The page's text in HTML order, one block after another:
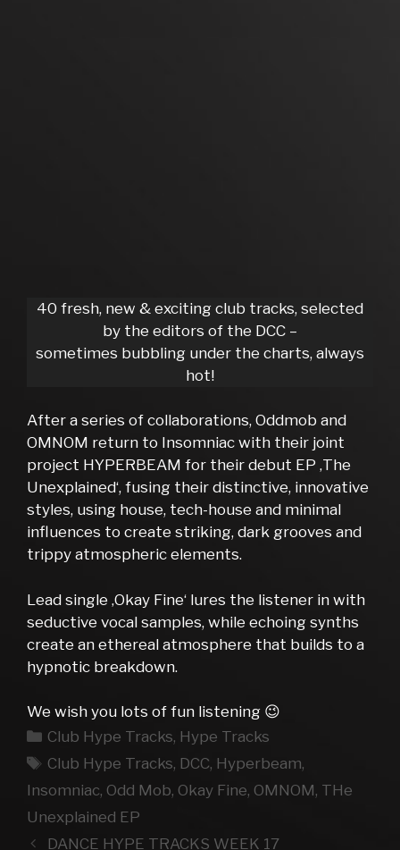
40 fresh, new & exciting club tracks, selected
by the editors of the DCC –
sometimes bubbling under the charts, always
hot!
After a series of collaborations, Oddmob and
OMNOM return to Insomniac with their joint
project HYPERBEAM for their debut EP ‚The
Unexplained‘, fusing their distinctive, innovative
styles, using house, tech-house and minimal
influences to create striking, dark grooves and
trippy atmospheric elements.
Lead single ‚Okay Fine‘ lures the listener in with
seductive vocal samples, while echoing synths
create an ethereal atmosphere that builds to a
hypnotic breakdown.
We wish you lots of fun listening 😉
Kategorien
Club Hype Tracks, Hype Tracks
Schlagwörter
Club Hype Tracks, DCC, Hyperbeam,
Insomniac, Odd Mob, Okay Fine, OMNOM, THe
Unexplained EP
DANCE HYPE TRACKS WEEK 17